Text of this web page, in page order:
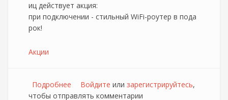
иц действует акция:
при подключении - стильный WiFi-роутер в пода
рок!
Акции
Подробнее о Акция в честь Нового Года и Рождества
от МедиаСети
Войдите или зарегистрируйтесь,
чтобы отправлять комментарии